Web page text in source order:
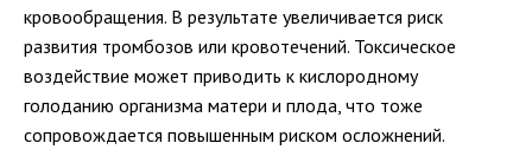
кровообращения. В результате увеличивается риск
развития тромбозов или кровотечений. Токсическое
воздействие может приводить к кислородному
голоданию организма матери и плода, что тоже
сопровождается повышенным риском осложнений.